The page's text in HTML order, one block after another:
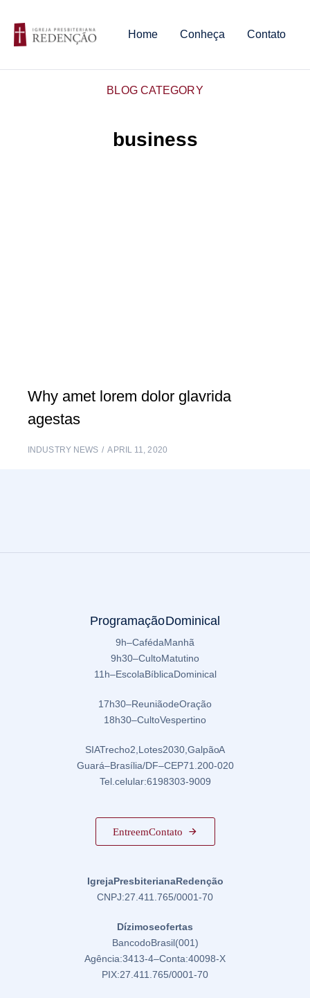
Home Conheça Contato
BLOG CATEGORY
business
Why amet lorem dolor glavrida
agestas
INDUSTRY NEWS APRIL 11, 2020
Programação Dominical
9h – Café da Manhã
9h30 – Culto Matutino
11h – Escola Bíblica Dominical
17h30 – Reunião de Oração
18h30 – Culto Vespertino
SIA Trecho 2, Lotes 2030, Galpão A
Guará – Brasília/DF – CEP 71.200-020
Tel. celular: 61 98303-9009
Entre em Contato
Igreja Presbiteriana Redenção
CNPJ: 27.411.765/0001-70
Dízimos e ofertas
Banco do Brasil (001)
Agência: 3413-4 – Conta: 40098-X
PIX: 27.411.765/0001-70